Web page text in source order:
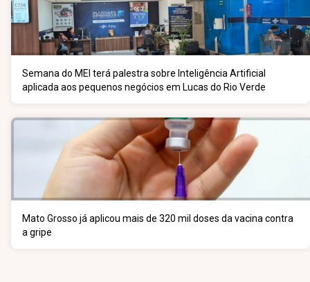
Semana do MEI terá palestra sobre Inteligência Artificial
aplicada aos pequenos negócios em Lucas do Rio Verde
Mato Grosso já aplicou mais de 320 mil doses da vacina contra
a gripe